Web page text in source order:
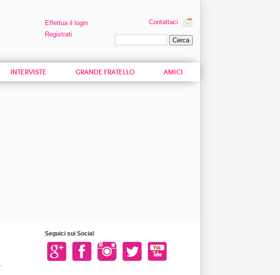
Effettua il login
Registrati
Contattaci
INTERVISTE GRANDE FRATELLO AMICI
Seguici sui Social